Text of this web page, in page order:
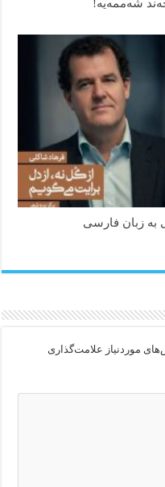
به زبان فارسی
موردنیاز علامت‌گذاری